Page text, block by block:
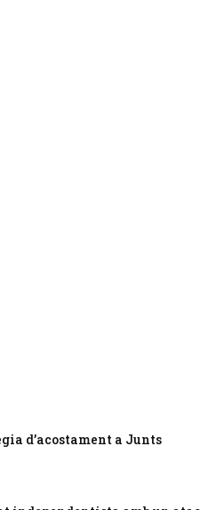
d’acostament a Junts